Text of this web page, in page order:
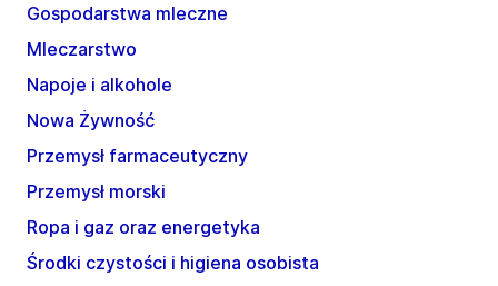
Gospodarstwa mleczne
Mleczarstwo
Napoje i alkohole
Nowa Żywność
Przemysł farmaceutyczny
Przemysł morski
Ropa i gaz oraz energetyka
Środki czystości i higiena osobista